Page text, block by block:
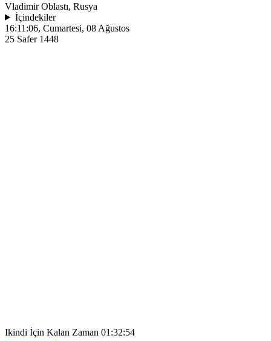
Vladimir Oblastı, Rusya
İçindekiler
16:11:06, Cumartesi, 08 Ağustos
25 Safer 1448
Ikindi İçin Kalan Zaman 01:32:54